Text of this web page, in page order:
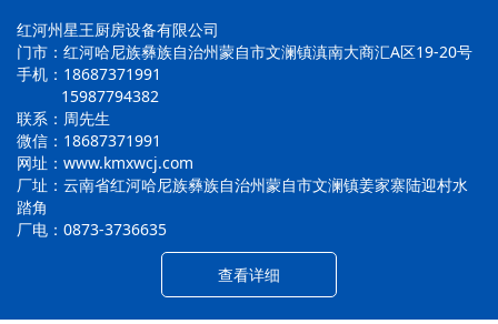
红河州星王厨房设备有限公司
门市：红河哈尼族彝族自治州蒙自市文澜镇滇南大商汇A区19-20号
手机：18687371991
15987794382
联系：周先生
微信：18687371991
网址：www.kmxwcj.com
厂址：云南省红河哈尼族彝族自治州蒙自市文澜镇姜家寨陆迎村水
踏角
厂电：0873-3736635
查看详细